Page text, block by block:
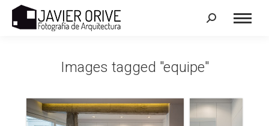
Search:
Images tagged "equipe"